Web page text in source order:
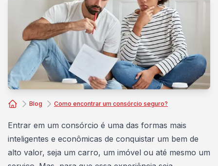
Blog Como encontrar um consórcio seguro?
Entrar em um consórcio é uma das formas mais
inteligentes e econômicas de conquistar um bem de
alto valor, seja um carro, um imóvel ou até mesmo um